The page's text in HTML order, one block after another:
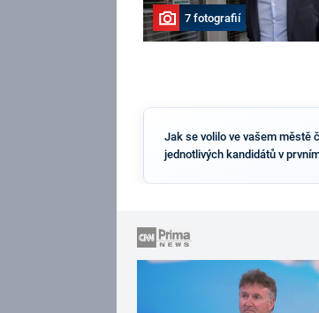
7 fotografií
Jak se volilo ve vašem městě
jednotlivých kandidátů v